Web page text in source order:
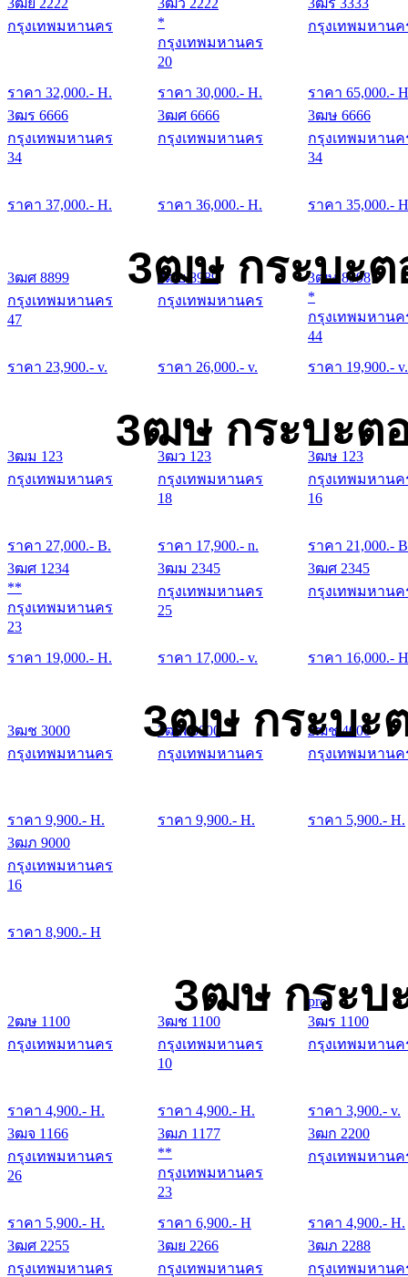
3ฒย 2222
กรุงเทพมหานคร
ราคา 32,000.- H.
3ฒว 2222
*
กรุงเทพมหานคร
20
ราคา 30,000.- H.
3ฒร 3333
กรุงเทพมหานค
ราคา 65,000.-
3ฒร 6666
กรุงเทพมหานคร
34
ราคา 37,000.- H.
3ฒศ 6666
กรุงเทพมหานคร
ราคา 36,000.- H.
3ฒษ 6666
กรุงเทพมหานค
34
ราคา 35,000.-
3ฒษ กระบะต
3ฒศ 8899
กรุงเทพมหานคร
47
ราคา 23,900.- v.
3ฒย 8989
กรุงเทพมหานคร
ราคา 26,000.- v.
3ฒษ 8998
*
กรุงเทพมหานค
44
ราคา 19,900.- v.
3ฒษ กระบะต
3ฒม 123
กรุงเทพมหานคร
ราคา 27,000.- B.
3ฒว 123
กรุงเทพมหานคร
18
ราคา 17,900.- n.
3ฒษ 123
กรุงเทพมหานค
16
ราคา 21,000.-
3ฒศ 1234
**
กรุงเทพมหานคร
23
ราคา 19,000.- H.
3ฒม 2345
กรุงเทพมหานคร
25
ราคา 17,000.- v.
3ฒศ 2345
กรุงเทพมหานค
ราคา 16,000.-
3ฒษ กระบะ
3ฒช 3000
กรุงเทพมหานคร
ราคา 9,900.- H.
3ฒพ 3000
กรุงเทพมหานคร
ราคา 9,900.- H.
2ฒช 4000
กรุงเทพมหานค
ราคา 5,900.- H.
3ฒภ 9000
กรุงเทพมหานคร
16
ราคา 8,900.- H
3ฒษ กระบ
2ฒษ 1100
กรุงเทพมหานคร
ราคา 4,900.- H.
3ฒช 1100
กรุงเทพมหานคร
10
ราคา 4,900.- H.
pro
3ฒร 1100
กรุงเทพมหานค
ราคา 3,900.- v.
3ฒจ 1166
กรุงเทพมหานคร
26
ราคา 5,900.- H.
3ฒภ 1177
**
กรุงเทพมหานคร
23
ราคา 6,900.- H
3ฒก 2200
กรุงเทพมหานค
ราคา 4,900.- H.
3ฒศ 2255
กรุงเทพมหานคร
3ฒย 2266
กรุงเทพมหานคร
3ฒภ 2288
กรุงเทพมหานค